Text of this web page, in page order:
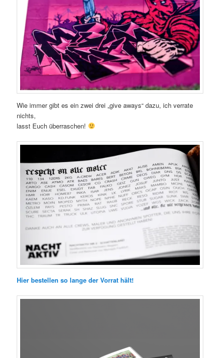
Wie immer gibt es ein zwei drei „give aways“ dazu, ich verrate
nichts,
lasst Euch überraschen!
Hier bestellen so lange der Vorrat hält!